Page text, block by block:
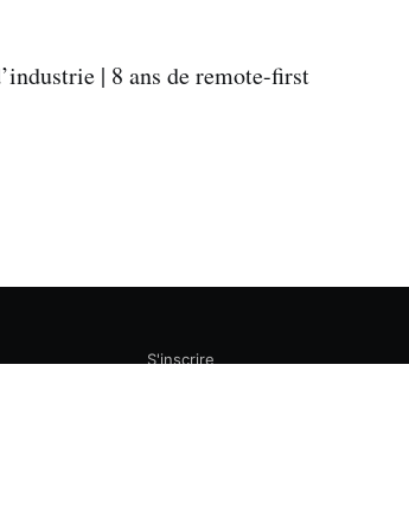
| 8 ans de remote-first
S'inscrire